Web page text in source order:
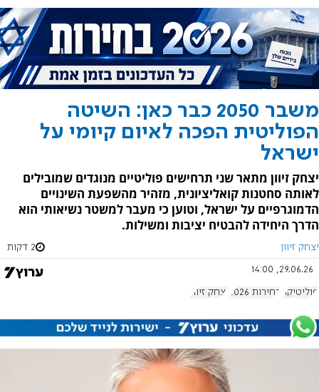
משבר 2050 כבר כאן: השיטה
הפוליטית הפכה לאיום קיומי על
ישראל
יצחק זיוון מתאר שני תרחישים פוליטיים מנוגדים שמובילים
לאותה סחטנות קואליציונית, מזהיר מהשפעת השינויים
הדמוגרפיים על ישראל, וטוען כי מעבר למשטר נשיאותי הוא
הדרך היחידה להבטיח יציבות ומשילות.
יצחק זיוון 2 דקות
29.06.26, 14:00
פוליטיקה בחירות 2026 יצחק זיוון